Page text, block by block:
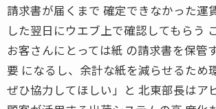
請求書が届くまで 確定できなかった運
した翌日にウエブ上で確認してもらう
お客さんにとっては紙 の請求書を保管
要 になるし、余計な紙を減らせるため
ぜひ協力してほしい」と 北東部長はア